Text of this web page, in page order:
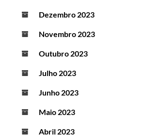
Dezembro 2023
Novembro 2023
Outubro 2023
Julho 2023
Junho 2023
Maio 2023
Abril 2023